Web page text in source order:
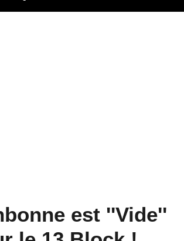
est ''Vide''